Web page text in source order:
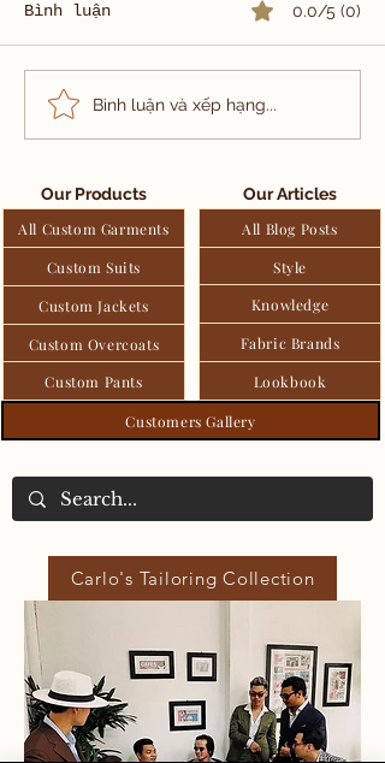
Bộ Tuxedo Đen 2
Bình luận 0.0/5 (0)
Bình luận và xếp hạng...
Our Products
All Custom Garments
Custom Suits
Custom Jackets
Custom Overcoats
Custom Pants
Our Articles
Lookbook
All Blog Posts
Style
Knowledge
Fabric Brands
Customers Gallery
Carlo's Tailoring Collection